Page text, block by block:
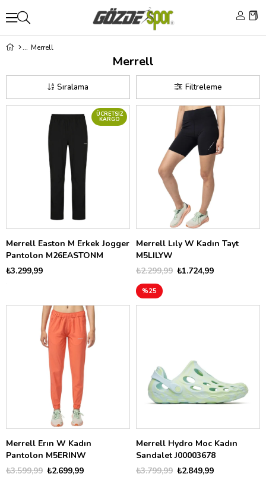
Merrell
Merrell
Filtreleme
Sıralama
Merrell Easton M Erkek Jogger
Pantolon M26EASTONM
₺3.299,99
ÜCRETSIZ
KARGO
Merrell Lıly W Kadın Tayt
M5LILYW
₺1.724,99
₺2.299,99
%25
Merrell Erın W Kadın
Pantolon M5ERINW
₺2.699,99
₺3.599,99
Merrell Hydro Moc Kadın
Sandalet J00003678
₺2.849,99
₺3.799,99